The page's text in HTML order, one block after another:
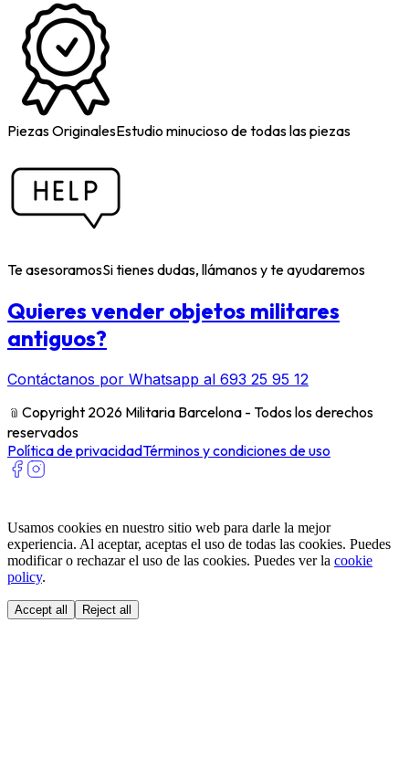
Piezas OriginalesEstudio minucioso de todas las piezas
Te asesoramosSi tienes dudas, llámanos y te ayudaremos
Quieres vender objetos militares
antiguos?
Contáctanos por Whatsapp al 693 25 95 12
﹫ Copyright 2026 Militaria Barcelona - Todos los derechos
reservados
Política de privacidadTérminos y condiciones de uso
Usamos cookies en nuestro sitio web para darle la mejor
experiencia. Al aceptar, aceptas el uso de todas las cookies. Puedes
modificar o rechazar el uso de las cookies. Puedes ver la cookie
policy.
Accept all Reject all